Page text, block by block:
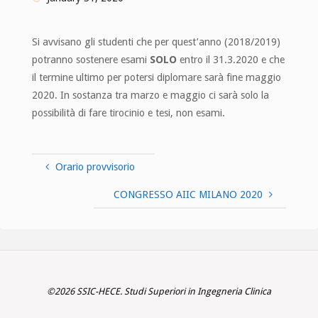
Si avvisano gli studenti che per quest’anno (2018/2019)
potranno sostenere esami SOLOentro il 31.3.2020 e che
il termine ultimo per potersi diplomare sarà fine maggio
2020. In sostanza tra marzo e maggio ci sarà solo la
possibilità di fare tirocinio e tesi, non esami.
Orario provvisorio
CONGRESSO AIIC MILANO 2020
©2026 SSIC-HECE. Studi Superiori in Ingegneria Clinica